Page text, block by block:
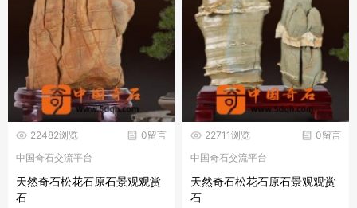
0留言
22482浏览
中国奇石交流平台
天然奇石松花石原石景观观赏
石
0留言
22711浏览
中国奇石交流平台
天然奇石松花石原石景观观赏
石